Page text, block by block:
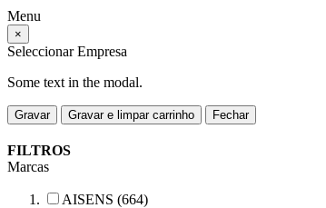
Menu
×
Seleccionar Empresa
Some text in the modal.
Gravar Gravar e limpar carrinho Fechar
FILTROS
Marcas
AISENS (664)